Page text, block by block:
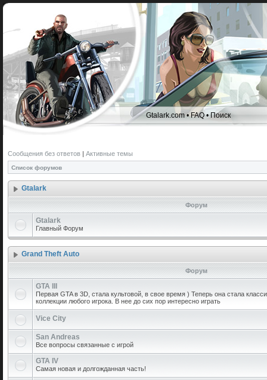
Gtalark.com •FAQ•Поиск
Сообщения без ответов | Активные темы
Список форумов
Gtalark
Форум
Gtalark
Главный Форум
Grand Theft Auto
Форум
GTA III
Первая GTA в 3D, стала культовой, в свое время ) Теперь она стала
коллекции любого игрока. В нее до сих пор интересно играть
Vice City
San Andreas
Все вопросы связанные с игрой
GTA IV
Самая новая и долгожданная часть!